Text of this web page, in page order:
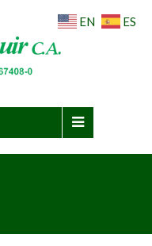
EN ES